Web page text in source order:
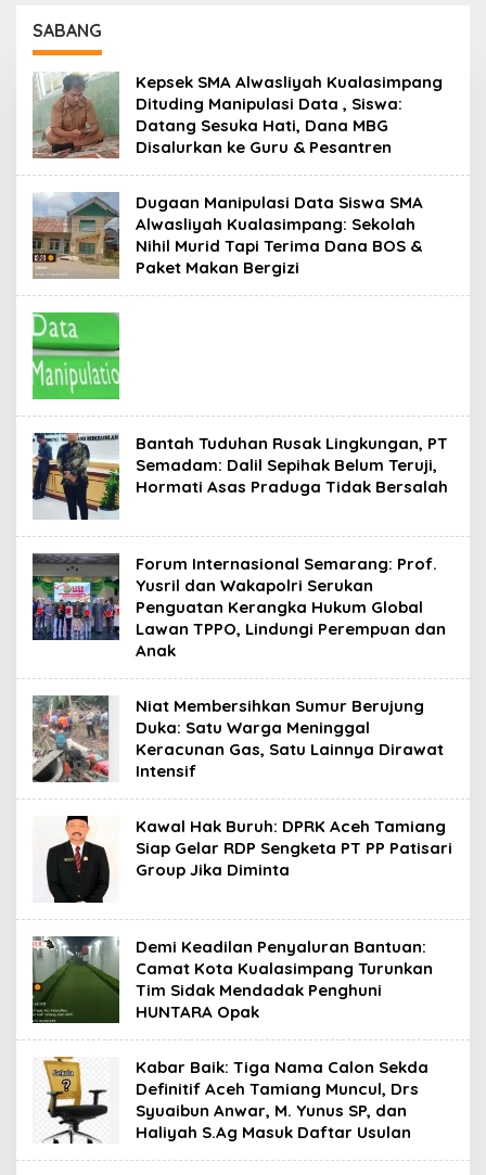
Keberkahan Bagi Aceh
SABANG
Kepsek SMA Alwasliyah Kualasimpang
Dituding Manipulasi Data , Siswa:
Datang Sesuka Hati, Dana MBG
Disalurkan ke Guru & Pesantren
Dugaan Manipulasi Data Siswa SMA
Alwasliyah Kualasimpang: Sekolah
Nihil Murid Tapi Terima Dana BOS &
Paket Makan Bergizi
Bantah Tuduhan Rusak Lingkungan, PT
Semadam: Dalil Sepihak Belum Teruji,
Hormati Asas Praduga Tidak Bersalah
Forum Internasional Semarang: Prof.
Yusril dan Wakapolri Serukan
Penguatan Kerangka Hukum Global
Lawan TPPO, Lindungi Perempuan dan
Anak
Niat Membersihkan Sumur Berujung
Duka: Satu Warga Meninggal
Keracunan Gas, Satu Lainnya Dirawat
Intensif
Kawal Hak Buruh: DPRK Aceh Tamiang
Siap Gelar RDP Sengketa PT PP Patisari
Group Jika Diminta
Demi Keadilan Penyaluran Bantuan:
Camat Kota Kualasimpang Turunkan
Tim Sidak Mendadak Penghuni
HUNTARA Opak
Kabar Baik: Tiga Nama Calon Sekda
Definitif Aceh Tamiang Muncul, Drs
Syuaibun Anwar, M. Yunus SP, dan
Haliyah S.Ag Masuk Daftar Usulan